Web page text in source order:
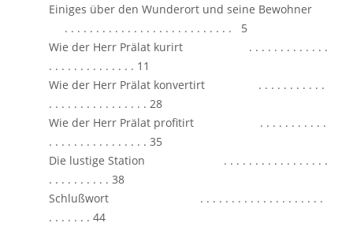
Einiges über den Wunderort und seine Bewohner
. . . . . . . . . . . . . . . . . . . . . . . . . . . 5
Wie der Herr Prälat kurirt . . . . . . . . . . . . .
. . . . . . . . . . . . . . 11
Wie der Herr Prälat konvertirt . . . . . . . . . . .
. . . . . . . . . . . . . . . . 28
Wie der Herr Prälat profitirt . . . . . . . . . . .
. . . . . . . . . . . . . . . . 35
Die lustige Station . . . . . . . . . . . . . . . . .
. . . . . . . . . . 38
Schlußwort . . . . . . . . . . . . . . . . . . . .
. . . . . . . 44